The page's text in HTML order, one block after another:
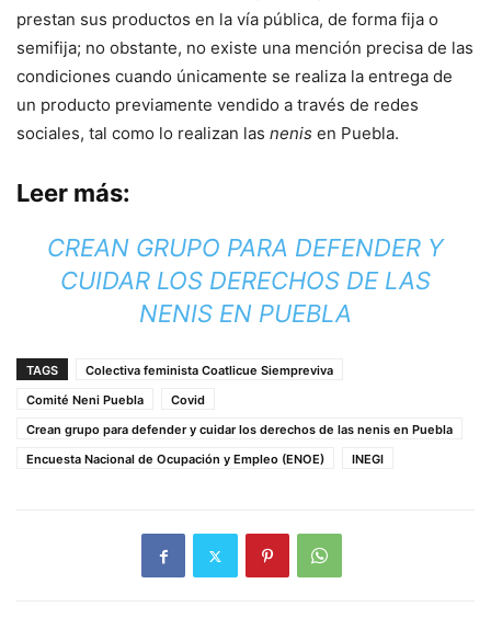
prestan sus productos en la vía pública, de forma fija o
semifija; no obstante, no existe una mención precisa de las
condiciones cuando únicamente se realiza la entrega de
un producto previamente vendido a través de redes
sociales, tal como lo realizan las nenis en Puebla.
Leer más:
CREAN GRUPO PARA DEFENDER Y
CUIDAR LOS DERECHOS DE LAS
NENIS EN PUEBLA
TAGS
Colectiva feminista Coatlicue Siempreviva
Comité Neni Puebla
Covid
Crean grupo para defender y cuidar los derechos de las nenis en Puebla
Encuesta Nacional de Ocupación y Empleo (ENOE)
INEGI